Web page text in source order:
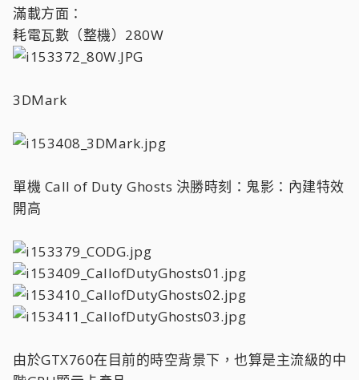
滿載方面：
耗電瓦數（整機）280W
3DMark
單機 Call of Duty Ghosts 決勝時刻：鬼影：內建特效
開高
由於GTX760在目前的時空背景下，也算是主流級的中